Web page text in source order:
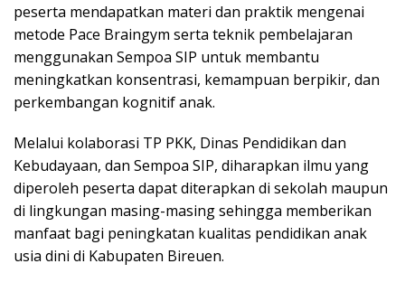
peserta mendapatkan materi dan praktik mengenai
metode Pace Braingym serta teknik pembelajaran
menggunakan Sempoa SIP untuk membantu
meningkatkan konsentrasi, kemampuan berpikir, dan
perkembangan kognitif anak.
Melalui kolaborasi TP PKK, Dinas Pendidikan dan
Kebudayaan, dan Sempoa SIP, diharapkan ilmu yang
diperoleh peserta dapat diterapkan di sekolah maupun
di lingkungan masing-masing sehingga memberikan
manfaat bagi peningkatan kualitas pendidikan anak
usia dini di Kabupaten Bireuen.